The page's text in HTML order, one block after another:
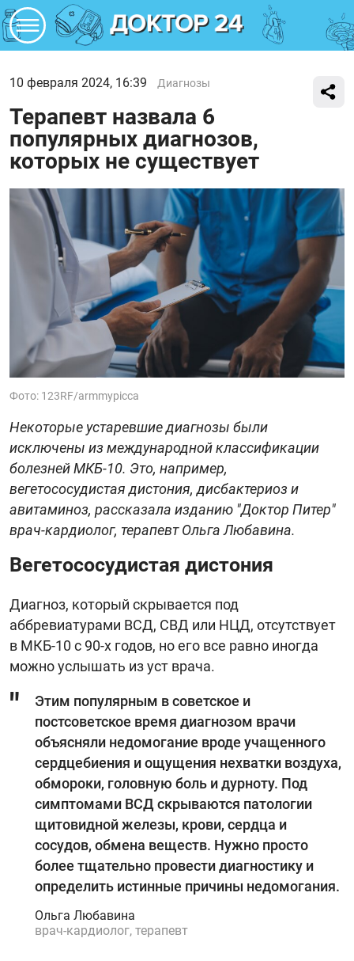
10 февраля 2024, 16:39 Диагнозы
Терапевт назвала 6
популярных диагнозов,
которых не существует
Фото: 123RF/armmypicca
Некоторые устаревшие диагнозы были
исключены из международной классификации
болезней МКБ-10. Это, например,
вегетососудистая дистония, дисбактериоз и
авитаминоз, рассказала изданию "Доктор Питер"
врач-кардиолог, терапевт Ольга Любавина.
Вегетососудистая дистония
Диагноз, который скрывается под
аббревиатурами ВСД, СВД или НЦД, отсутствует
в МКБ-10 с 90-х годов, но его все равно иногда
можно услышать из уст врача.
Этим популярным в советское и
постсоветское время диагнозом врачи
объясняли недомогание вроде учащенного
сердцебиения и ощущения нехватки воздуха,
обмороки, головную боль и дурноту. Под
симптомами ВСД скрываются патологии
щитовидной железы, крови, сердца и
сосудов, обмена веществ. Нужно просто
более тщательно провести диагностику и
определить истинные причины недомогания.
Ольга Любавина
врач-кардиолог, терапевт